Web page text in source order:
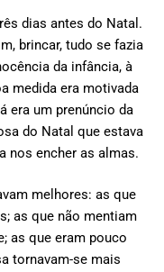
dias antes do Natal.
brincar, tudo se fazia
da infância, à
medida era motivada
era um prenúncio da
do Natal que estava
nos encher as almas.
melhores: as que
as que não mentiam
as que eram pouco
tornavam-se mais